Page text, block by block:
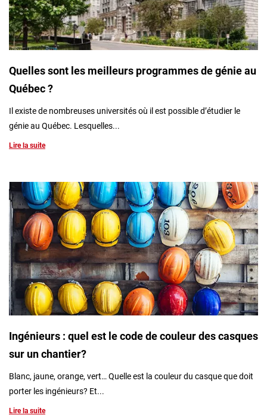
Inscrivez-vous à l'infolettre
Employeurs
Quelles sont les meilleurs programmes de génie au
Québec ?
Il existe de nombreuses universités où il est possible d’étudier le
génie au Québec. Lesquelles...
Lire la suite
Ingénieurs : quel est le code de couleur des casques
sur un chantier?
Blanc, jaune, orange, vert… Quelle est la couleur du casque que doit
porter les ingénieurs? Et...
Lire la suite